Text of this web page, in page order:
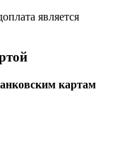
является
картам